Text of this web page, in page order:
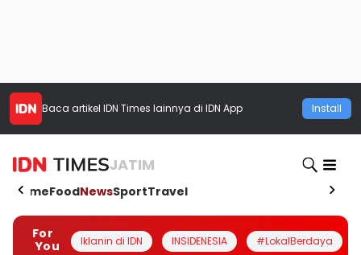
Baca artikel IDN Times lainnya di IDN App Install
JATIM
HomeFoodNewsSportTravel
For
You
Iklanin di IDN INSIDENESIA #LokalBerdaya